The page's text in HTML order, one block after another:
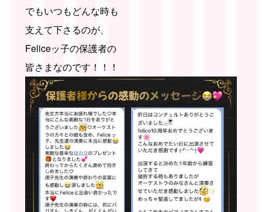
でもいつもどんな時も
支えて下さるのが、
Feliceッ子の保護者の
皆さまなのです！！！